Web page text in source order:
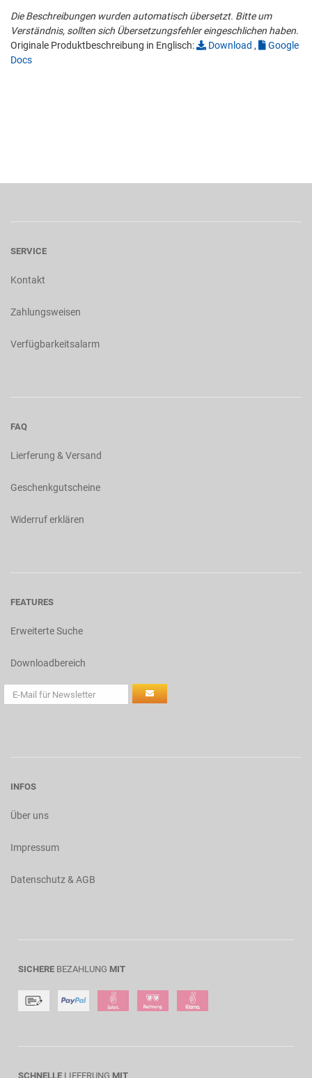
Die Beschreibungen wurden automatisch übersetzt. Bitte um
Verständnis, sollten sich Übersetzungsfehler eingeschlichen haben.
Originale Produktbeschreibung in Englisch:
Download ,
Google
Docs
SERVICE
Kontakt
Zahlungsweisen
Verfügbarkeitsalarm
FAQ
Lierferung & Versand
Geschenkgutscheine
Widerruf erklären
FEATURES
Erweiterte Suche
Downloadbereich
INFOS
Über uns
Impressum
Datenschutz & AGB
SICHERE BEZAHLUNG MIT
SCHNELLE LIEFERUNG MIT